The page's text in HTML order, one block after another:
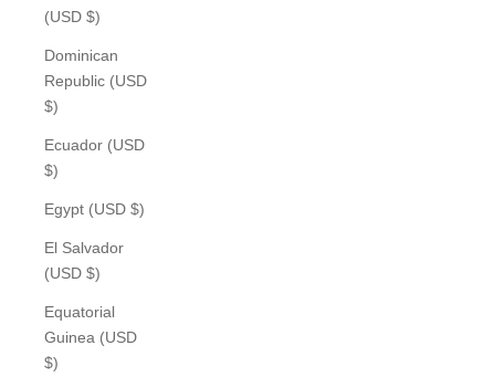
(USD $)
Dominican
Republic (USD
$)
Ecuador (USD
$)
Egypt (USD $)
El Salvador
(USD $)
Equatorial
Guinea (USD
$)